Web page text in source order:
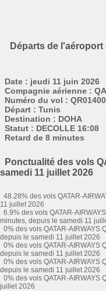
Départs de
Date : jeudi 11 juin 2026
Compagnie aérienne :
Numéro du vol : QR01400
Départ : Tunis
Destination : DOHA
Statut : DECOLLE 16:08
Retard de 8 minutes
Ponctualité des vols
samedi 11 juillet 2026
48.28% des vols QATAR-
11 juillet 2026
6.9% des vols QATAR-
minutes, depuis le samedi 11
0% des vols QATAR-AIRWAYS
depuis le samedi 11 juillet 2026
0% des vols QATAR-AIRWAYS
depuis le samedi 11 juillet 2026
0% des vols QATAR-AIRWAYS
depuis le samedi 11 juillet 2026
0% des vols QATAR-AIRWAYS
juillet 2026